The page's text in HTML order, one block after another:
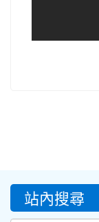
::: 站內搜尋